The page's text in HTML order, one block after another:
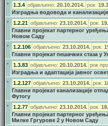
•
1.3.4 објављено: 20.10.2014. рок:
Изградња водовода и
•
1.2.21 објављено: 23.10.2014. рок:
Главни пројекат партерног
Новом Саду
•
1.2.106 објављено: 23.10.2014. рок:
Главни пројекат пешачких стаза
•
1.3.83 објављено: 20.10.2014. рок
Изградња и адаптација јавног
•
1.2.127 објављено: 23.10.2014. рок:
Главни пројекат канализације
Футогу
•
1.2.77 објављено: 23.10.2014. рок:
Главни пројекат партерног
Милке Гргурове 2 у Новом Саду